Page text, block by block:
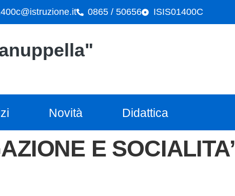
0865 / 50656 ISIS01400C
Novità Didattica
E SOCIALITA’